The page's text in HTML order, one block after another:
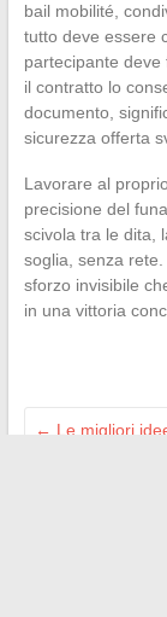
bail mobilité,
tutto deve essere
partecipante
il contratto lo
documento,
sicurezza offerta
Lavorare al
precisione del
scivola tra le dita,
soglia, senza
sforzo invisibile
in una vittoria
← Le migliori